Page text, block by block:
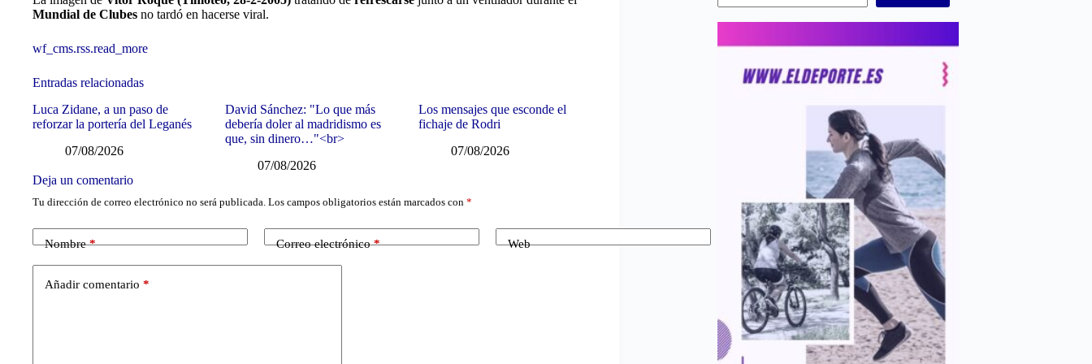
Mundial de Clubes no tardó en hacerse viral.
wf_cms.rss.read_more
Entradas relacionadas
Luca Zidane, a un paso de
reforzar la portería del Leganés
07/08/2026
David Sánchez: "Lo que más
debería doler al madridismo es
que, sin dinero…"<br>
07/08/2026
Los mensajes que esconde el
fichaje de Rodri
07/08/2026
Deja un comentario
Tu dirección de correo electrónico no será publicada. Los campos obligatorios están marcados con *
Nombre* Correo electrónico* Web
Añadir comentario *